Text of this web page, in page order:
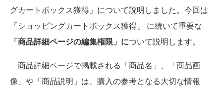
グカートボックス獲得」について説明しました。今回は
「ショッピングカートボックス獲得」 に続いて重要な
「商品詳細ページの編集権限」について説明します。
商品詳細ページで掲載される「商品名」、「商品画
像」や「商品説明」は、購入の参考となる大切な情報